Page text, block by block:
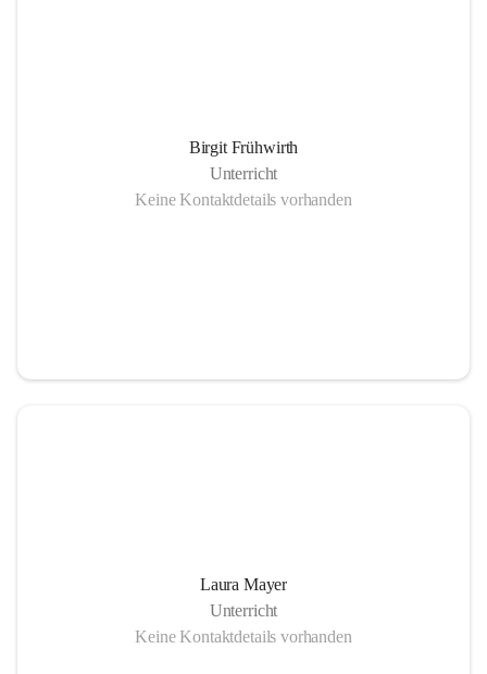
Birgit Frühwirth
Unterricht
Keine Kontaktdetails vorhanden
Laura Mayer
Unterricht
Keine Kontaktdetails vorhanden